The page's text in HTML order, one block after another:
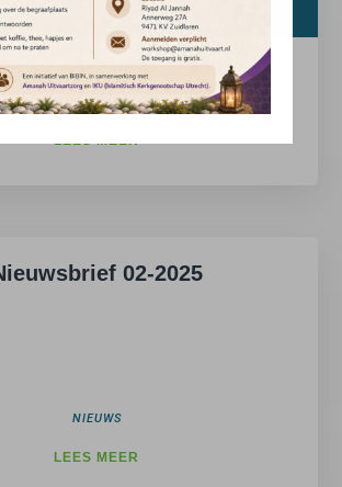
NIEUWS
Nieuwsbericht
LEES MEER
02-2025
NIEUWS
LEES MEER